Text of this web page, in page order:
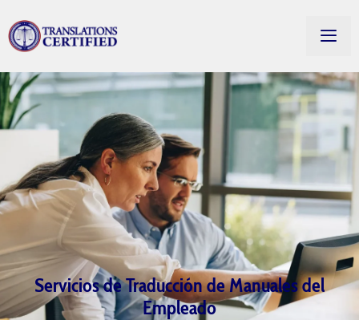
Servicios de Traducción de Manuales del
Empleado